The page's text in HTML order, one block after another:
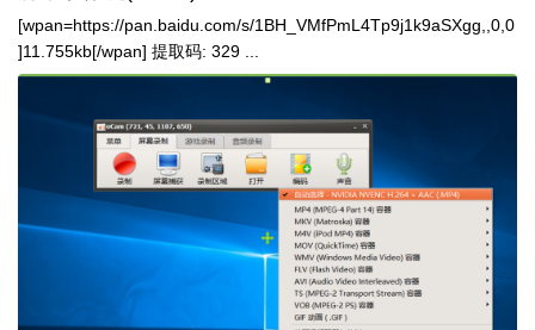
[wpan=https://pan.baidu.com/s/1BH_VMfPmL4Tp9j1k9aSXgg,,0,0
]11.755kb[/wpan] 提取码: 329 ...